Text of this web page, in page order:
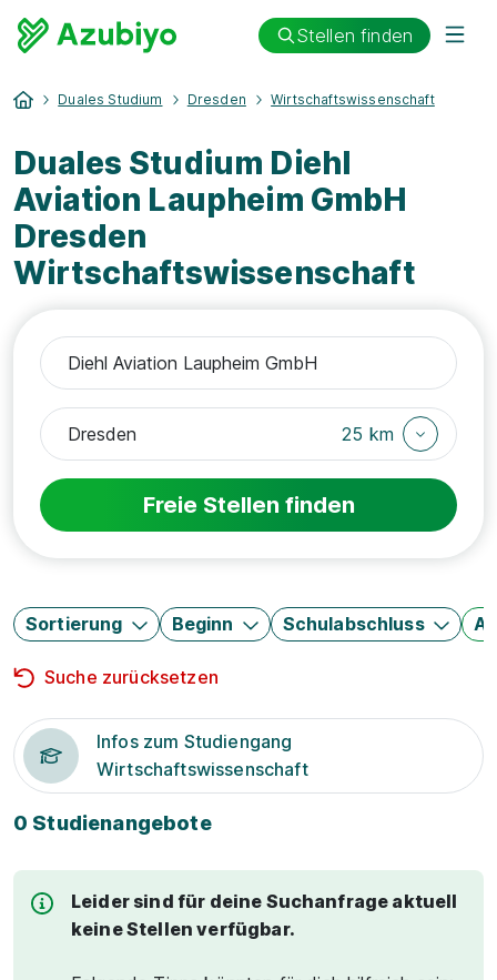
Stellen finden
Duales Studium Dresden Wirtschaftswissenschaft
Duales Studium Diehl
Aviation Laupheim GmbH
Dresden
Wirtschaftswissenschaft
25 km
Freie Stellen finden
Sortierung Beginn Schulabschluss
Suche zurücksetzen
Infos zum Studiengang
Wirtschaftswissenschaft
0 Studienangebote
Leider sind für deine Suchanfrage aktuell
keine Stellen verfügbar.